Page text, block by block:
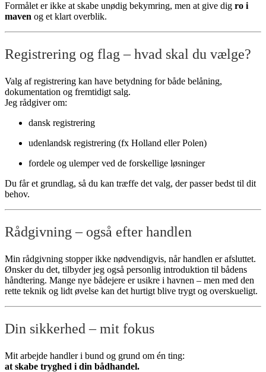
Formålet er ikke at skabe unødig bekymring, men at give dig ro i
maven og et klart overblik.
Registrering og flag – hvad skal du vælge?
Valg af registrering kan have betydning for både belåning,
dokumentation og fremtidigt salg.
Jeg rådgiver om:
dansk registrering
udenlandsk registrering (fx Holland eller Polen)
fordele og ulemper ved de forskellige løsninger
Du får et grundlag, så du kan træffe det valg, der passer bedst til dit
behov.
Rådgivning – også efter handlen
Min rådgivning stopper ikke nødvendigvis, når handlen er afsluttet.
Ønsker du det, tilbyder jeg også personlig introduktion til bådens
håndtering. Mange nye bådejere er usikre i havnen – men med den
rette teknik og lidt øvelse kan det hurtigt blive trygt og overskueligt.
Din sikkerhed – mit fokus
Mit arbejde handler i bund og grund om én ting:
at skabe tryghed i din bådhandel.